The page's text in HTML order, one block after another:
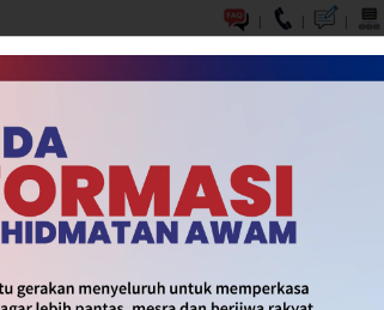
| | |
SOP & INFOGRAFIK